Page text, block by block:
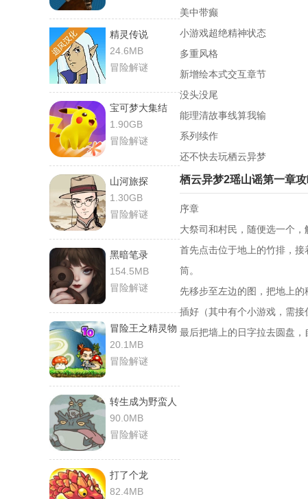
精灵传说
24.6MB
冒险解谜
宝可梦大集结
1.90GB
冒险解谜
山河旅探
1.30GB
冒险解谜
黑暗笔录
154.5MB
冒险解谜
冒险王之精灵物
语
20.1MB
冒险解谜
转生成为野蛮人
90.0MB
冒险解谜
打了个龙
82.4MB
美中带癫
小游戏超绝精神状态
多重风格
新增绘本式交互章节
没头没尾
能理清故事线算我输
系列续作
还不快去玩栖云异梦
栖云异梦2瑶山谣第一章
序章
大祭司和村民，随便选一个，
首先点击位于地上的竹排，
筒。
先移步至左边的图，把地上
插好（其中有个小游戏，需接
最后把墙上的日字拉去圆盘，